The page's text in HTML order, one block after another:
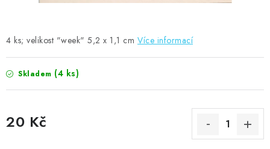
4 ks; velikost "week" 5,2 x 1,1 cm Více informací
Skladem (4 ks)
20 Kč